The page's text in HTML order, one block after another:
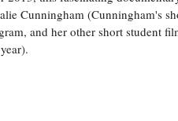
Cunningham (Cunningham's
and her other short student